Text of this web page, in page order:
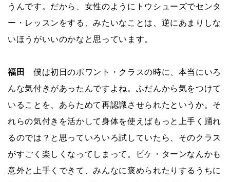
うんです。だから、女性のようにトウシューズでセンタ
ー・レッスンをする、みたいなことは、逆にあまりしな
いほうがいいのかなと思っています。
福田
僕は初日のポワント・クラスの時に、本当にいろ
んな気付きがあったんですよね。ふだんから気をつけて
いることを、あらためて再認識させられたというか。そ
れらの気付きを活かして身体を使えばもっと上手く踊れ
るのでは？と思っていろいろ試していたら、そのクラス
がすごく楽しくなってしまって。ピケ・ターンなんかも
意外と上手くできて、みんなに褒められたりするうちに